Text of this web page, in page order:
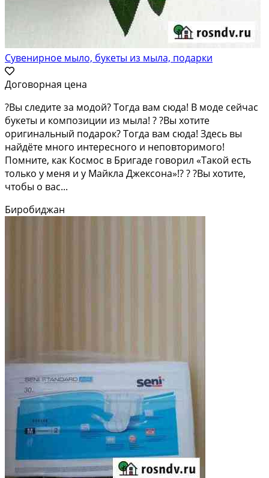
Сувенирное мыло, букеты из мыла, подарки
Договорная цена
?Вы следите за модой? Тогда вам сюда! В моде сейчас
букеты и композиции из мыла! ? ?Вы хотите
оригинальный подарок? Тогда вам сюда! Здесь вы
найдёте много интересного и неповторимого!
Помните, как Космос в Бригаде говорил «Такой есть
только у меня и у Майкла Джексона»!? ? ?Вы хотите,
чтобы о вас...
Биробиджан